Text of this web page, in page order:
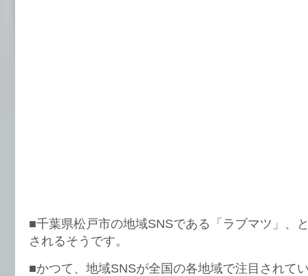
■千葉県松戸市の地域SNSである「ラブマツ」、
されるそうです。
■かつて、地域SNSが全国の各地域で注目されて